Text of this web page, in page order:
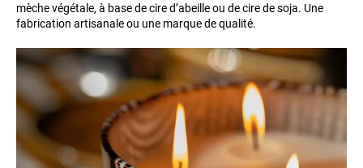
mèche végétale, à base de cire d’abeille ou de cire de soja. Une
fabrication artisanale ou une marque de qualité.